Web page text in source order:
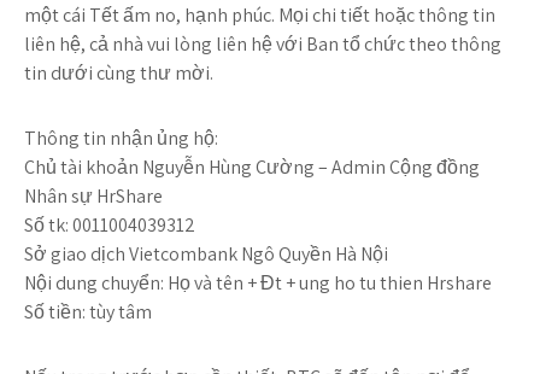
một cái Tết ấm no, hạnh phúc. Mọi chi tiết hoặc thông tin
liên hệ, cả nhà vui lòng liên hệ với Ban tổ chức theo thông
tin dưới cùng thư mời.
Thông tin nhận ủng hộ:
Chủ tài khoản Nguyễn Hùng Cường – Admin Cộng đồng
Nhân sự HrShare
Số tk: 0011004039312
Sở giao dịch Vietcombank Ngô Quyền Hà Nội
Nội dung chuyển: Họ và tên + Đt + ung ho tu thien Hrshare
Số tiền: tùy tâm